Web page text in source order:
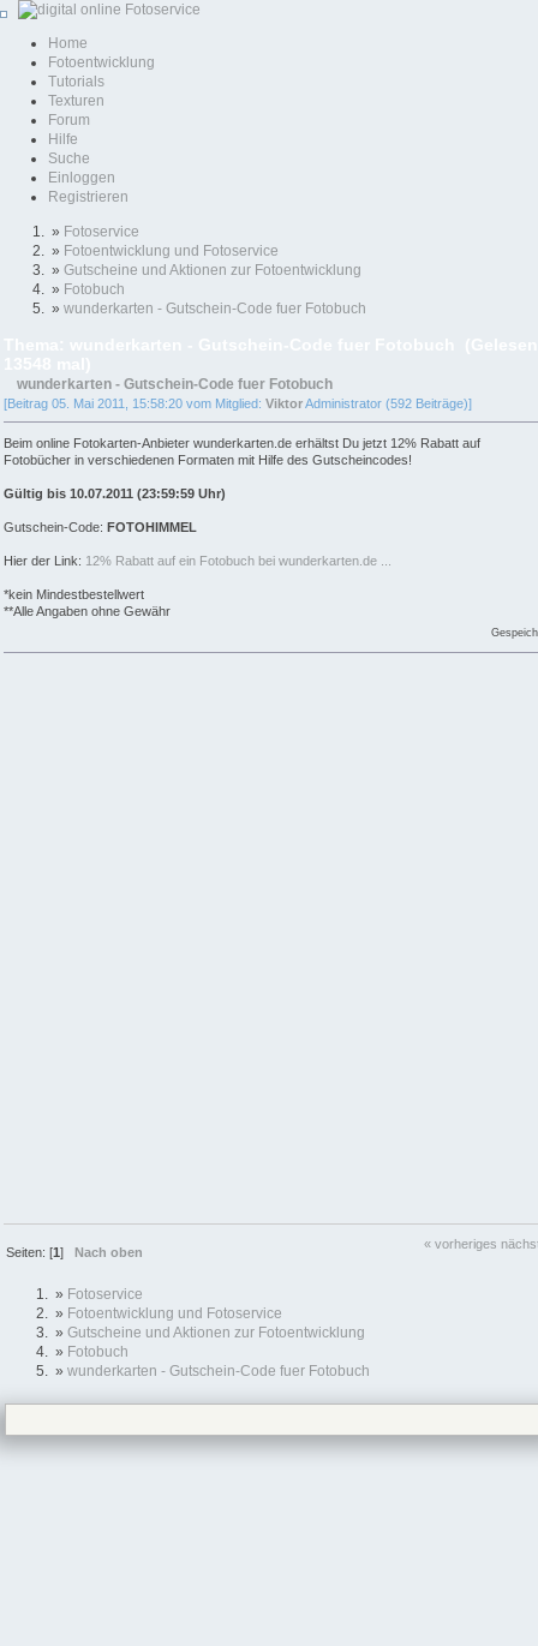
Home
Fotoentwicklung
Tutorials
Texturen
Forum
Hilfe
Suche
Einloggen
Registrieren
» Fotoservice
» Fotoentwicklung und Fotoservice
» Gutscheine und Aktionen zur Fotoentwicklung
» Fotobuch
» wunderkarten - Gutschein-Code fuer Fotobuch
wunderkarten - Gutschein-Code fuer Fotobuch
[Beitrag 05. Mai 2011, 15:58:20 vom Mitglied: ViktorAdministrator (592 Beiträge)]
Beim online Fotokarten-Anbieter wunderkarten.de erhältst Du jetzt 12% Rabatt auf
Fotobücher in verschiedenen Formaten mit Hilfe des Gutscheincodes!
Gültig bis 10.07.2011 (23:59:59 Uhr)
Gutschein-Code: FOTOHIMMEL
Hier der Link: 12% Rabatt auf ein Fotobuch bei wunderkarten.de ...
*kein Mindestbestellwert
**Alle Angaben ohne Gewähr
Seiten: [1]Nach oben
« vorheriges
» Fotoservice
» Fotoentwicklung und Fotoservice
» Gutscheine und Aktionen zur Fotoentwicklung
» Fotobuch
» wunderkarten - Gutschein-Code fuer Fotobuch